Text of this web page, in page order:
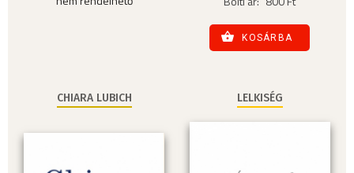
KOSÁRBA
CHIARA LUBICH LELKISÉG